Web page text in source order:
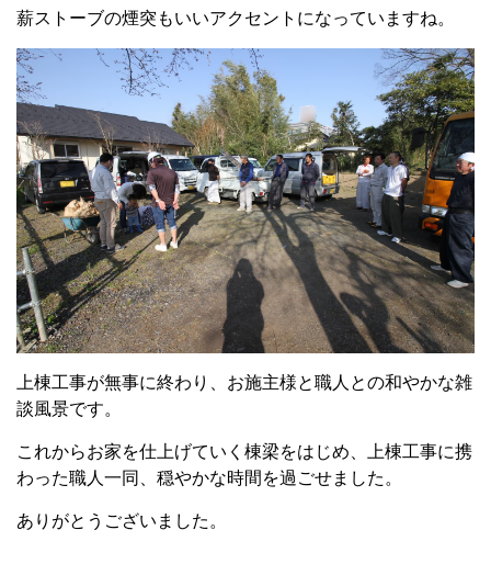
薪ストーブの煙突もいいアクセントになっていますね。
上棟工事が無事に終わり、お施主様と職人との和やかな雑
談風景です。
これからお家を仕上げていく棟梁をはじめ、上棟工事に携
わった職人一同、穏やかな時間を過ごせました。
ありがとうございました。